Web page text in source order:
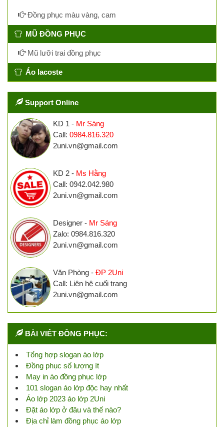
Đồng phục màu vàng, cam
MŨ ĐỒNG PHỤC
Mũ lưỡi trai đồng phục
Áo lacoste
Support Online
KD 1 - Mr Sáng
Call: 0984.816.320
2uni.vn@gmail.com
KD 2 - Ms Hằng
Call: 0942.042.980
2uni.vn@gmail.com
Designer - Mr Sáng
Zalo: 0984.816.320
2uni.vn@gmail.com
Văn Phòng - ĐP 2Uni
Call: Liên hệ cuối trang
2uni.vn@gmail.com
BÀI VIẾT ĐỒNG PHỤC:
Tổng hợp slogan áo lớp
Đồng phục số lượng ít
May in áo đồng phục lớp
101 slogan áo lớp độc hay nhất
Áo lớp 2023 áo lớp 2Uni
Đặt áo lớp ở đâu và thế nào?
Địa chỉ làm đồng phục áo lớp